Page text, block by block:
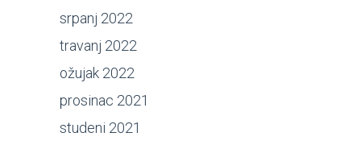
srpanj 2022
travanj 2022
ožujak 2022
prosinac 2021
studeni 2021